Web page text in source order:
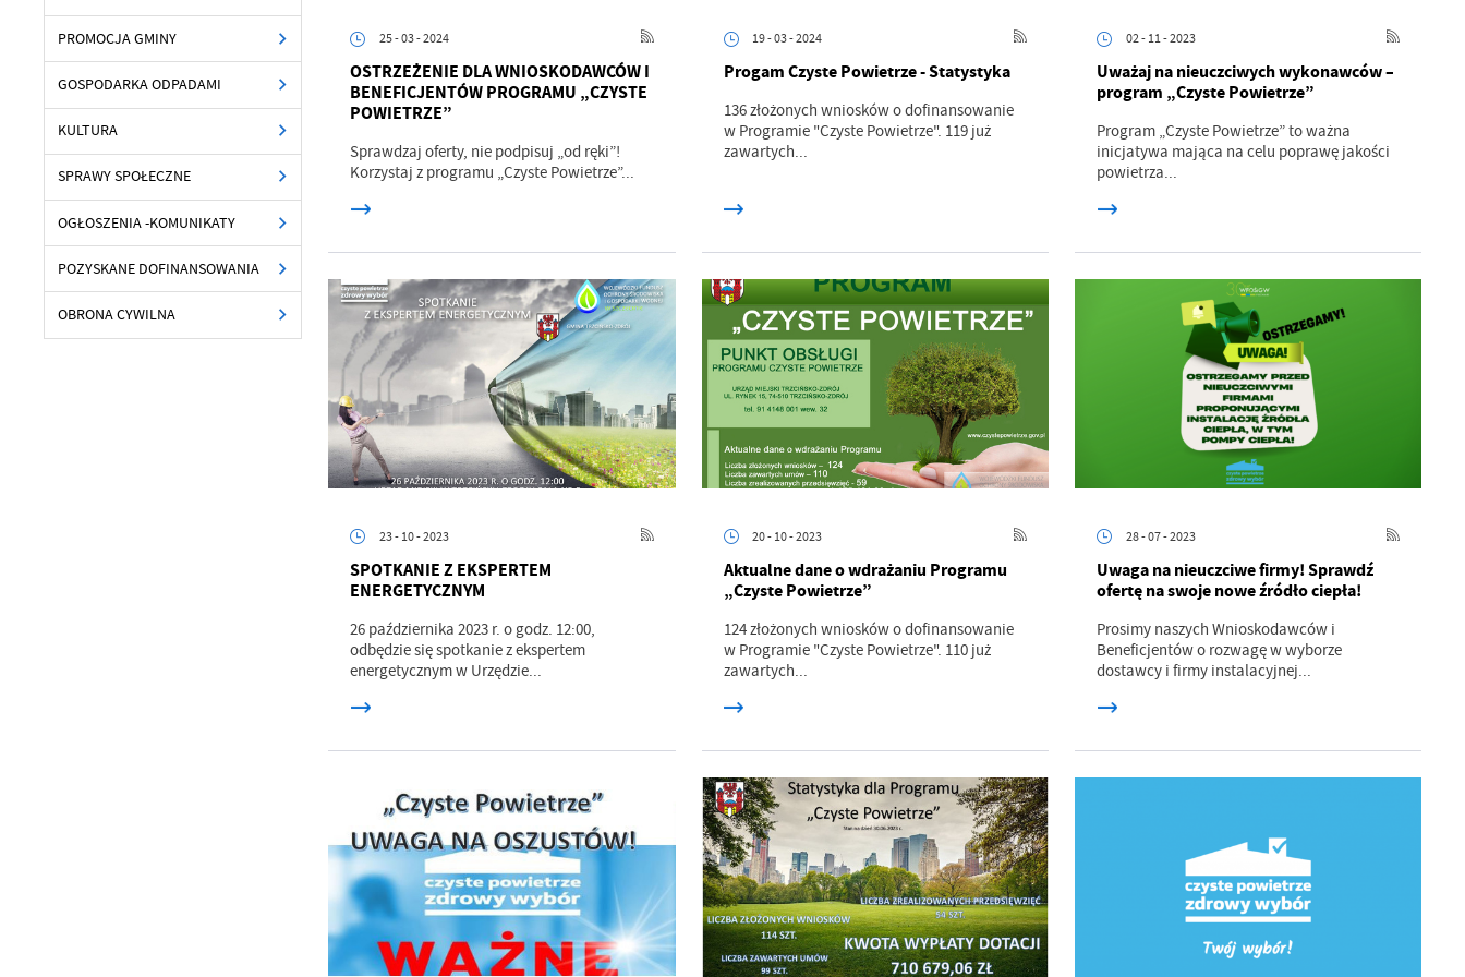
PROMOCJA GMINY
GOSPODARKA ODPADAMI
KULTURA
SPRAWY SPOŁECZNE
OGŁOSZENIA -KOMUNIKATY
POZYSKANE DOFINANSOWANIA
OBRONA CYWILNA
25 - 03 - 2024
OSTRZEŻENIE DLA WNIOSKODAWCÓW I
BENEFICJENTÓW PROGRAMU „CZYSTE
POWIETRZE”
Sprawdzaj oferty, nie podpisuj „od ręki”!
Korzystaj z programu „Czyste Powietrze”...
19 - 03 - 2024
Progam Czyste Powietrze - Statystyka
136 złożonych wniosków o dofinansowanie
w Programie "Czyste Powietrze". 119 już
zawartych...
02 - 11 - 2023
Uważaj na nieuczciwych wykonawców –
program „Czyste Powietrze”
Program „Czyste Powietrze” to ważna
inicjatywa mająca na celu poprawę jakości
powietrza...
23 - 10 - 2023
SPOTKANIE Z EKSPERTEM
ENERGETYCZNYM
26 października 2023 r. o godz. 12:00,
odbędzie się spotkanie z ekspertem
energetycznym w Urzędzie...
20 - 10 - 2023
Aktualne dane o wdrażaniu Programu
„Czyste Powietrze”
124 złożonych wniosków o dofinansowanie
w Programie "Czyste Powietrze". 110 już
zawartych...
28 - 07 - 2023
Uwaga na nieuczciwe firmy! Sprawdź
ofertę na swoje nowe źródło ciepła!
Prosimy naszych Wnioskodawców i
Beneficjentów o rozwagę w wyborze
dostawcy i firmy instalacyjnej...
Szanujemy Twoją prywatność. Możesz zmienić ustawienia cookies lub zaakceptować je
wszystkie. W dowolnym momencie możesz dokonać zmiany swoich ustawień.
Niezbędne
Niezbędne pliki cookies służą do prawidłowego funkcjonowania strony internetowej i
umożliwiają Ci komfortowe korzystanie z oferowanych przez nas usług.